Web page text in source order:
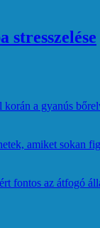
stresszelése
a gyanús
amiket sokan
fontos az átfogó